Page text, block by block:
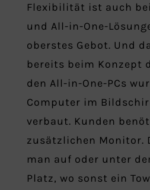
Flexibilität ist auch
und All-in-One-
oberstes Gebot. Und
bereits beim Konzept
den All-in-One-PCs
Computer im
verbaut. Kunden
zusätzlichen Monitor.
man auf oder unter
Platz, wo sonst ein